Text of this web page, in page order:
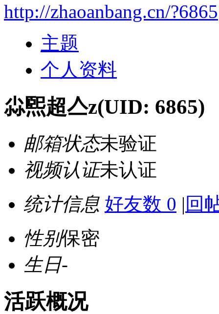
http://zhaoanbang.cn/?6865
主题
个人资料
尛煕超亼z(UID: 6865)
邮箱状态未验证
视频认证未认证
统计信息 好友数 0 | 回
性别保密
生日-
活跃概况